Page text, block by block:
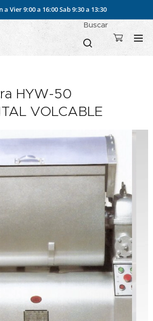
a Vier 9:00 a 16:00Sab 9:30 a 13:30
Buscar
HYW-50
VOLCABLE